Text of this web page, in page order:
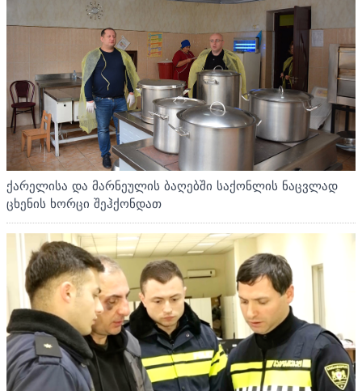
ქარელისა და მარნეულის ბაღებში საქონლის ნაცვლად
ცხენის ხორცი შეჰქონდათ